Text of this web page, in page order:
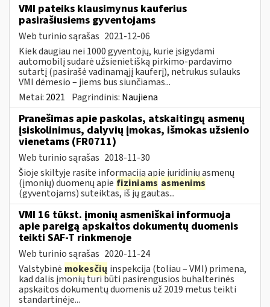
VMI pateiks klausimynus kauferius
pasirašiusiems gyventojams
Web turinio sąrašas 2021-12-06
Kiek daugiau nei 1000 gyventojų, kurie įsigydami
automobilį sudarė užsienietišką pirkimo-pardavimo
sutartį (pasirašė vadinamąjį kauferį), netrukus sulauks
VMI dėmesio – jiems bus siunčiamas...
Metai: 2021 Pagrindinis: Naujiena
Pranešimas apie paskolas, atskaitingų asmenų
įsiskolinimus, dalyvių įmokas, išmokas užsienio
vienetams (FR0711)
Web turinio sąrašas 2018-11-30
Šioje skiltyje rasite informaciją apie juridinių asmenų
(įmonių) duomenų apie fiziniams asmenims
(gyventojams) suteiktas, iš jų gautas...
VMI 16 tūkst. įmonių asmeniškai informuoja
apie pareigą apskaitos dokumentų duomenis
teikti SAF-T rinkmenoje
Web turinio sąrašas 2020-11-24
Valstybinė mokesčių inspekcija (toliau – VMI) primena,
kad dalis įmonių turi būti pasirengusios buhalterinės
apskaitos dokumentų duomenis už 2019 metus teikti
standartinėje...